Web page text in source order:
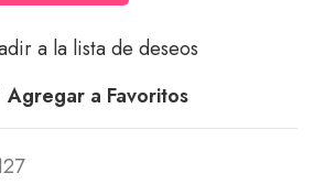
a la lista de deseos
Agregar a Favoritos